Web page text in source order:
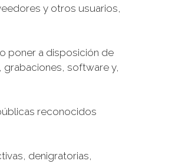
y otros usuarios,
poner a disposición de
software y,
reconocidos
denigratorias,